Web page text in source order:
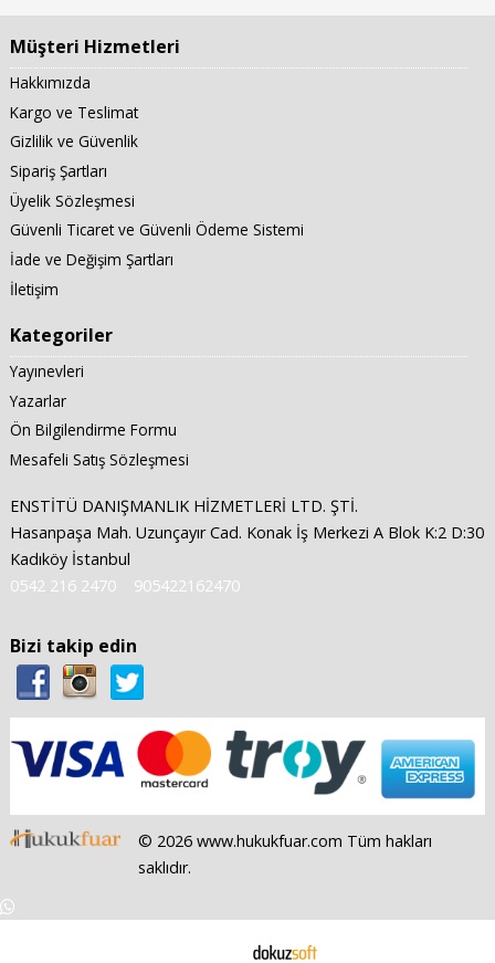
Müşteri Hizmetleri
Hakkımızda
Kargo ve Teslimat
Gizlilik ve Güvenlik
Sipariş Şartları
Üyelik Sözleşmesi
Güvenli Ticaret ve Güvenli Ödeme Sistemi
İade ve Değişim Şartları
İletişim
Kategoriler
Yayınevleri
Yazarlar
Ön Bilgilendirme Formu
Mesafeli Satış Sözleşmesi
ENSTİTÜ DANIŞMANLIK HİZMETLERİ LTD. ŞTİ.
Hasanpaşa Mah. Uzunçayır Cad. Konak İş Merkezi A Blok K:2 D:30
Kadıköy İstanbul
0542 216 2470
905422162470
Bizi takip edin
© 2026 www.hukukfuar.com Tüm hakları
saklıdır.